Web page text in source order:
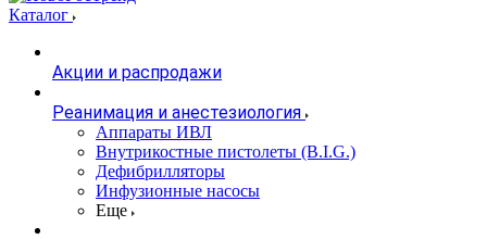
Каталог
Акции и распродажи
Реанимация и анестезиология
Аппараты ИВЛ
Внутрикостные пистолеты (B.I.G.)
Дефибрилляторы
Инфузионные насосы
Еще